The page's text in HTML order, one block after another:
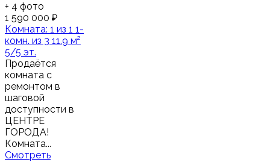
+ 4 фото
1 590 000 ₽
Комната: 1 из 1 1-
комн. из 3 11.9 м²
5/5 эт.
Продаётся
комната с
ремонтом в
шаговой
доступности в
ЦЕНТРЕ
ГОРОДА!
Комната...
Смотреть